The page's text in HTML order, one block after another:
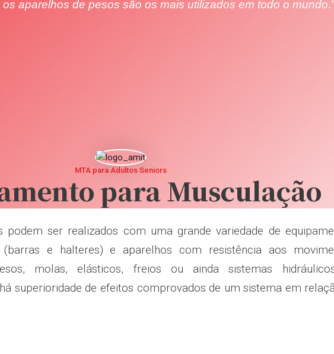
os aparelhos de pesos são os mais utilizados em todo o mundo.”
MTA para Adultos Seniors
para Musculação
podem ser realizados com uma grande variedade de
e halteres) e aparelhos com resistência aos
molas, elásticos, freios ou ainda sistemas
superioridade de efeitos comprovados de um sistema em